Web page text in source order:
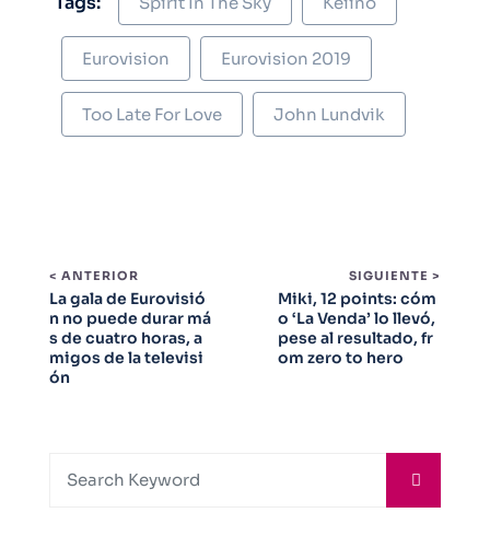
Eurovision Eurovision 2019
Too Late For Love John Lundvik
< ANTERIOR
La gala de Eurovisió
n no puede durar má
s de cuatro horas, a
migos de la televisi
ón
SIGUIENTE >
Miki, 12 points: cóm
o ‘La Venda’ lo llevó,
pese al resultado, fr
om zero to hero